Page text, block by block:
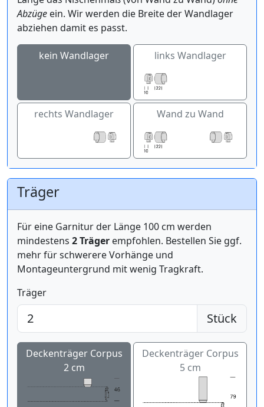
Abzüge ein. Wir werden die Breite der Wandlager
abziehen damit es passt.
kein Wandlager links Wandlager
rechts Wandlager Wand zu Wand
Träger
Für eine Garnitur der Länge 100 cm werden
mindestens 2 Träger empfohlen. Bestellen Sie ggf.
mehr für schwerere Vorhänge und
Montageuntergrund mit wenig Tragkraft.
Träger
Stück
Deckenträger Corpus
2 cm
Deckenträger Corpus
5 cm